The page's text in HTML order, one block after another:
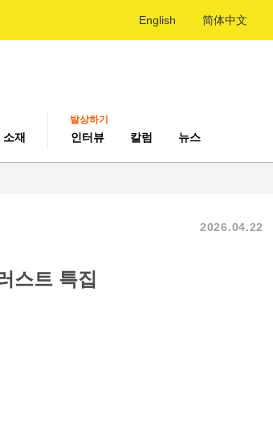
English 简体中文
소재
발상하기
인터뷰 칼럼 뉴스
2026.04.22
스트 특집